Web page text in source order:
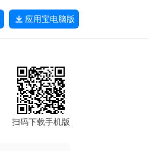
应用宝电脑版
扫码下载手机版